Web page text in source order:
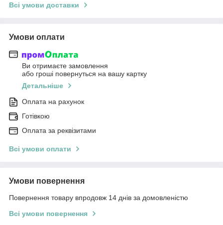
Всі умови доставки
Умови оплати
Ви отримаєте замовлення
або гроші повернуться на вашу картку
Детальніше
Оплата на рахунок
Готівкою
Оплата за реквізитами
Всі умови оплати
Умови повернення
Повернення товару впродовж 14 днів за домовленістю
Всі умови повернення